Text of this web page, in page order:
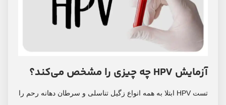
آزمایش HPV چه چیزی را مشخص می‌کند؟
تست HPV ابتلا به همه انواع زگیل تناسلی و سرطان دهانه رحم را